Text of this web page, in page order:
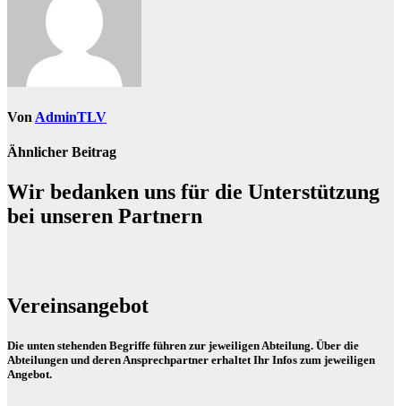
Von AdminTLV
Ähnlicher Beitrag
Wir bedanken uns für die Unterstützung
bei unseren Partnern
Vereinsangebot
Die unten stehenden Begriffe führen zur jeweiligen Abteilung. Über die
Abteilungen und deren Ansprechpartner erhaltet Ihr Infos zum jeweiligen
Angebot.